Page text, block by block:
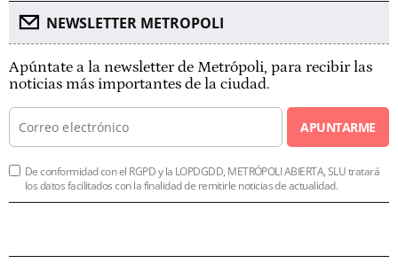
NEWSLETTER METROPOLI
Apúntate a la newsletter de Metrópoli, para recibir las
noticias más importantes de la ciudad.
APUNTARME
De conformidad con el RGPD y la LOPDGDD, METRÓPOLI ABIERTA, SLU tratará
los datos facilitados con la finalidad de remitirle noticias de actualidad.